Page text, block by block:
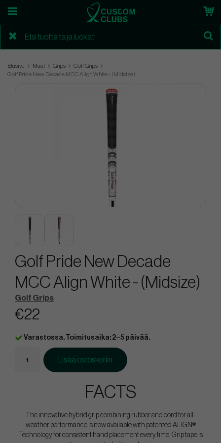
Etusivu Muut Grips
Golf Grips
Golf Pride New Decade MCC Align White - (Midsize)
Golf Pride New Decade
MCC Align White - (Midsize)
Golf Grips
€22
Varastossa. Toimitusaika: 2–5 päivää.
Lisää ostoskoriin
FACTS
The innovative hybrid grip combining rubber and cord for all-
weather performance is now available with patented ALIGN®
Technology for consistent hand placement every time. Grip tape is